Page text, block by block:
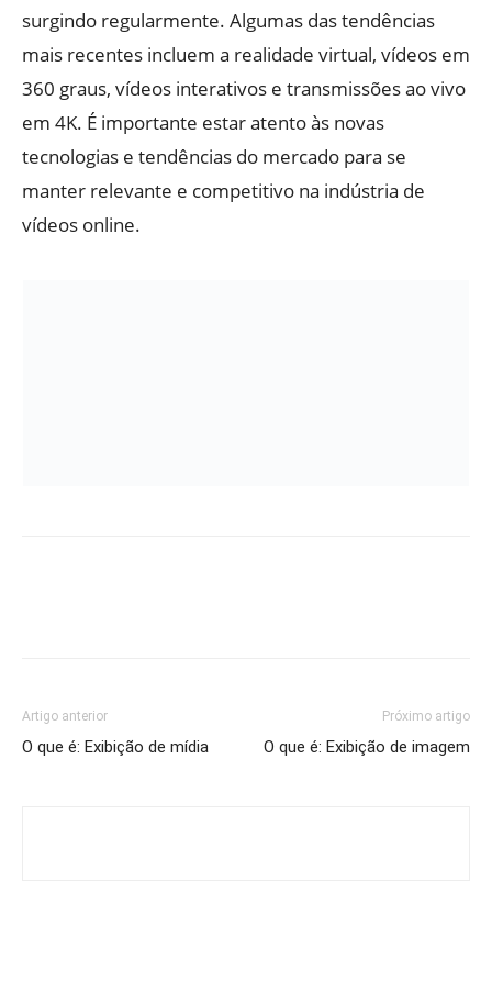
surgindo regularmente. Algumas das tendências
mais recentes incluem a realidade virtual, vídeos em
360 graus, vídeos interativos e transmissões ao vivo
em 4K. É importante estar atento às novas
tecnologias e tendências do mercado para se
manter relevante e competitivo na indústria de
vídeos online.
Artigo anterior
O que é: Exibição de mídia
Próximo artigo
O que é: Exibição de imagem